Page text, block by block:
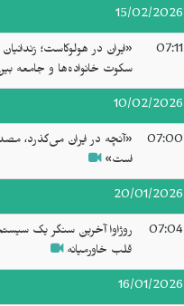
15/02/2026
07:11
«ایران در هولوکاست؛
سکوت خانواده‌ها و جامعه
10/02/2026
07:00
«آنچه در ایران می‌گذرد،
است»
20/01/2026
07:04
روژاوا آخرین سنگر یک
قلب خاورمیانه
16/01/2026